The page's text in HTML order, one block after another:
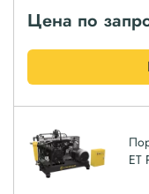
Цена по
ET